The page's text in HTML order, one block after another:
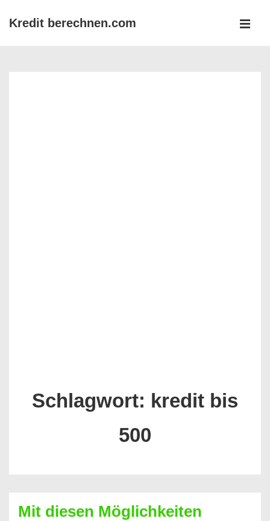
ZumKredit berechnen.com
Schlagwort: kredit bis
500
Mit diesen Möglichkeiten